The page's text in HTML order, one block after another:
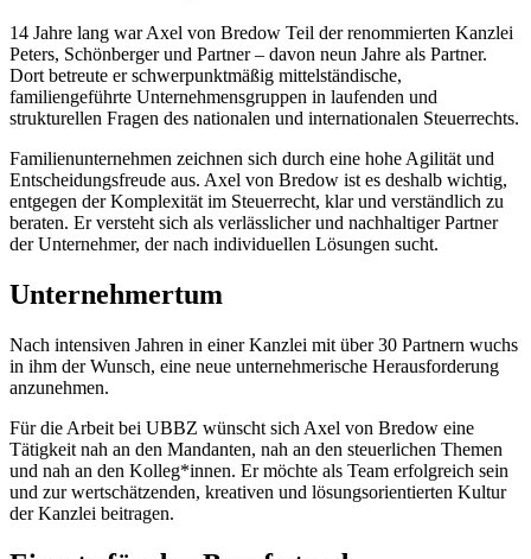
14 Jahre lang war Axel von Bredow Teil der renommierten Kanzlei
Peters, Schönberger und Partner – davon neun Jahre als Partner.
Dort betreute er schwerpunktmäßig mittelständische,
familiengeführte Unternehmensgruppen in laufenden und
strukturellen Fragen des nationalen und internationalen Steuerrechts.
Familienunternehmen zeichnen sich durch eine hohe Agilität und
Entscheidungsfreude aus. Axel von Bredow ist es deshalb wichtig,
entgegen der Komplexität im Steuerrecht, klar und verständlich zu
beraten. Er versteht sich als verlässlicher und nachhaltiger Partner
der Unternehmer, der nach individuellen Lösungen sucht.
Unternehmertum
Nach intensiven Jahren in einer Kanzlei mit über 30 Partnern wuchs
in ihm der Wunsch, eine neue unternehmerische Herausforderung
anzunehmen.
Für die Arbeit bei UBBZ wünscht sich Axel von Bredow eine
Tätigkeit nah an den Mandanten, nah an den steuerlichen Themen
und nah an den Kolleg*innen. Er möchte als Team erfolgreich sein
und zur wertschätzenden, kreativen und lösungsorientierten Kultur
der Kanzlei beitragen.